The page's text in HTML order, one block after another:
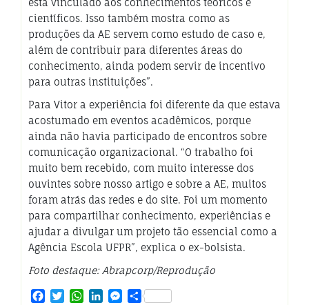
científicos. Isso também mostra como as
produções da AE servem como estudo de caso e,
além de contribuir para diferentes áreas do
conhecimento, ainda podem servir de incentivo
para outras instituições”.
Para Vitor a experiência foi diferente da que estava
acostumado em eventos acadêmicos, porque
ainda não havia participado de encontros sobre
comunicação organizacional. “O trabalho foi
muito bem recebido, com muito interesse dos
ouvintes sobre nosso artigo e sobre a AE, muitos
foram atrás das redes e do site. Foi um momento
para compartilhar conhecimento, experiências e
ajudar a divulgar um projeto tão essencial como a
Agência Escola UFPR”, explica o ex-bolsista.
Foto destaque: Abrapcorp/Reprodução
Facebook
TwitterWhatsApp
LinkedInMessenger
Share